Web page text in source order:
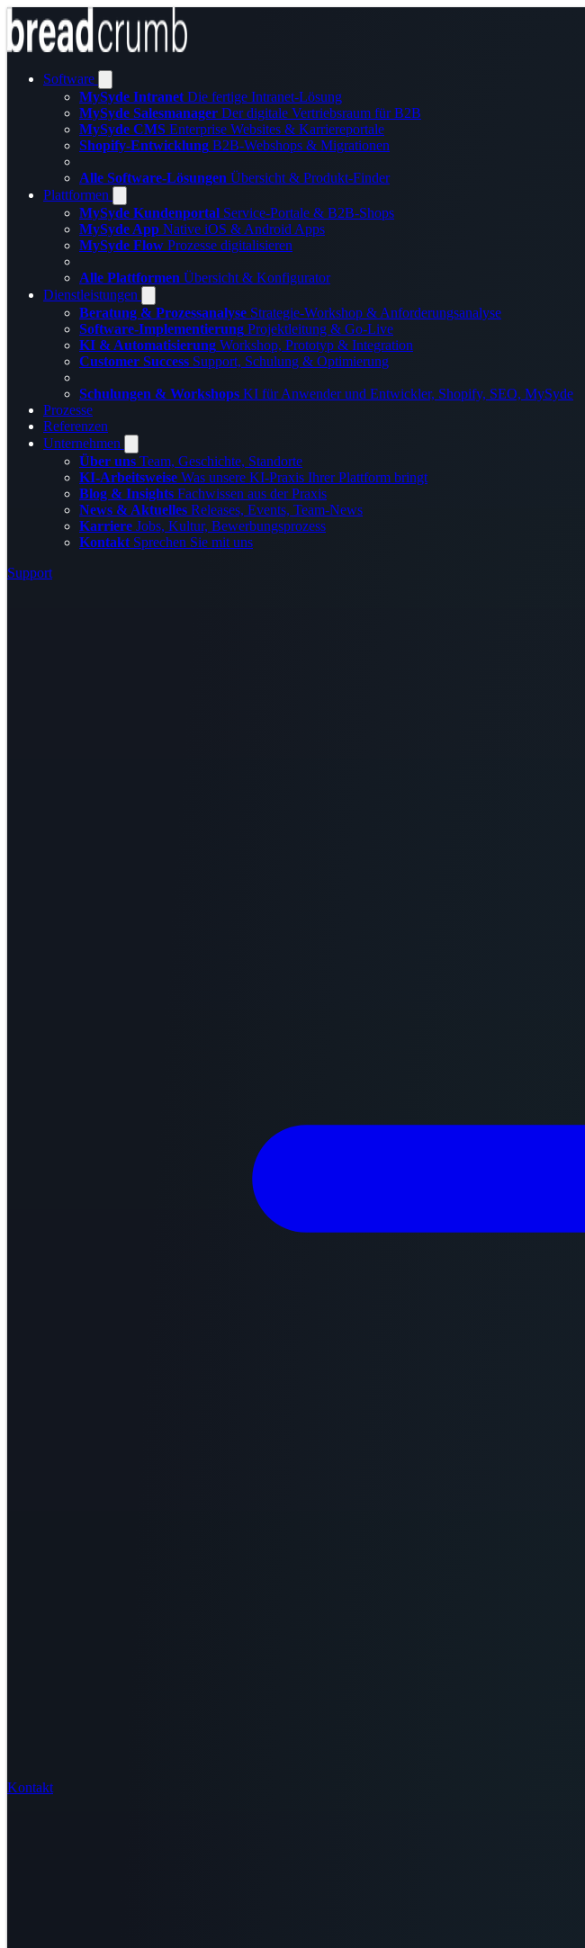
Software
MySyde Intranet Die fertige Intranet-Lösung
MySyde Salesmanager Der digitale Vertriebsraum für B2B
MySyde CMS Enterprise Websites & Karriereportale
Shopify-Entwicklung B2B-Webshops & Migrationen
Alle Software-Lösungen Übersicht & Produkt-Finder
Plattformen
MySyde Kundenportal Service-Portale & B2B-Shops
MySyde App Native iOS & Android Apps
MySyde Flow Prozesse digitalisieren
Alle Plattformen Übersicht & Konfigurator
Dienstleistungen
Beratung & Prozessanalyse Strategie-Workshop & Anforderungsanalyse
Software-Implementierung Projektleitung & Go-Live
KI & Automatisierung Workshop, Prototyp & Integration
Customer Success Support, Schulung & Optimierung
Schulungen & Workshops KI für Anwender und Entwickler, Shopify, SEO, MySyde
Prozesse
Referenzen
Unternehmen
Über uns Team, Geschichte, Standorte
KI-Arbeitsweise Was unsere KI-Praxis Ihrer Plattform bringt
Blog & Insights Fachwissen aus der Praxis
News & Aktuelles Releases, Events, Team-News
Karriere Jobs, Kultur, Bewerbungsprozess
Kontakt Sprechen Sie mit uns
Support
Kontakt